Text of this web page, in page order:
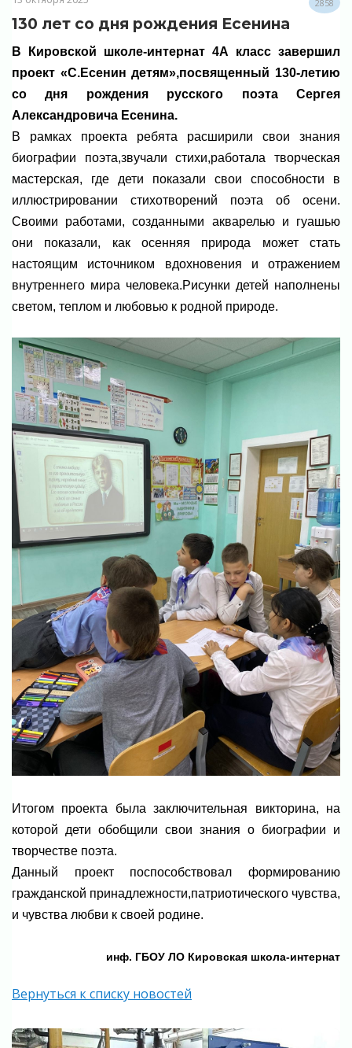
2858
130 лет со дня рождения Есенина
В Кировской школе-интернат 4А класс завершил
проект «С.Есенин детям»,посвященный 130-летию
со дня рождения русского поэта Сергея
Александровича Есенина.
В рамках проекта ребята расширили свои знания
биографии поэта,звучали стихи,работала творческая
мастерская, где дети показали свои способности в
иллюстрировании стихотворений поэта об осени.
Своими работами, созданными акварелью и гуашью
они показали, как осенняя природа может стать
настоящим источником вдохновения и отражением
внутреннего мира человека.Рисунки детей наполнены
светом, теплом и любовью к родной природе.
Итогом проекта была заключительная викторина, на
которой дети обобщили свои знания о биографии и
творчестве поэта.
Данный проект поспособствовал формированию
гражданской принадлежности,патриотического чувства,
и чувства любви к своей родине.
инф. ГБОУ ЛО Кировская школа-интернат
Вернуться к списку новостей